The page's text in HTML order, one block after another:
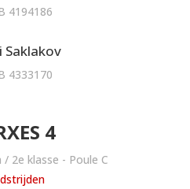
4194186
Saklakov
4333170
4
2e klasse - Poule C